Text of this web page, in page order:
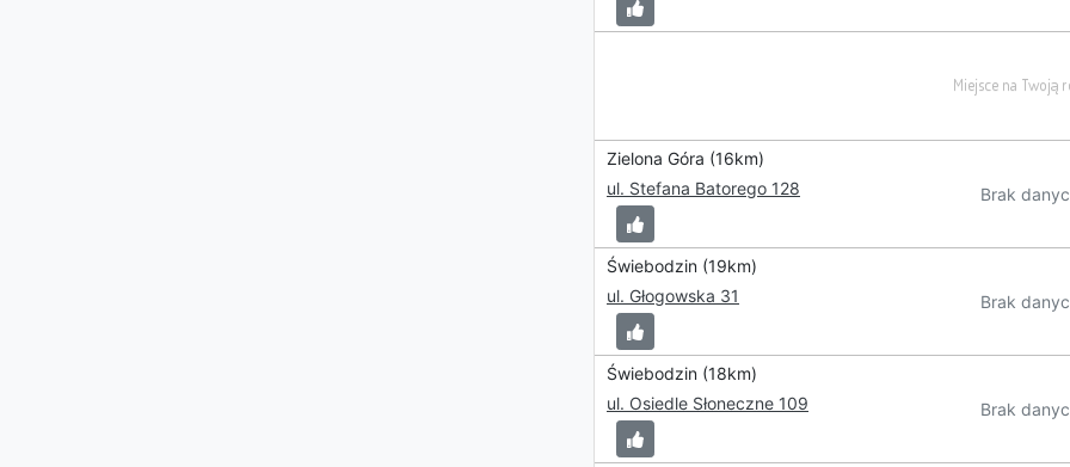
Zielona Góra (16km)
ul. Stefana Batorego 128
Brak
Świebodzin (19km)
ul. Głogowska 31
Brak
Świebodzin (18km)
ul. Osiedle Słoneczne 109
Brak